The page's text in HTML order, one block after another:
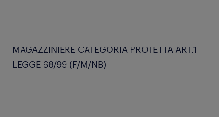
MAGAZZINIERE CATEGORIA PROTETTA ART.1
LEGGE 68/99 (F/M/NB)